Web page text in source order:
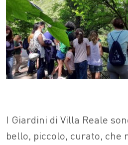
I Giardini di Villa Reale
bello, piccolo, curato, che